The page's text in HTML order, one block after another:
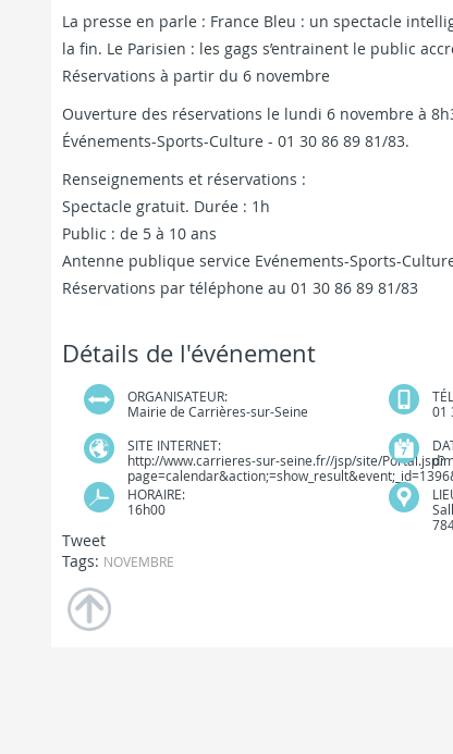
La presse en parle : France Bleu : un spectacle
la fin. Le Parisien : les gags s’entrainent le public
Réservations à partir du 6 novembre
Ouverture des réservations le lundi 6 novembre à
Événements-Sports-Culture - 01 30 86 89 81/83.
Renseignements et réservations :
Spectacle gratuit. Durée : 1h
Public : de 5 à 10 ans
Antenne publique service Evénements-Sports-
Réservations par téléphone au 01 30 86 89 81/83
Détails de l'événement
ORGANISATEUR:
Mairie de Carrières-sur-Seine
01
SITE INTERNET:
http://www.carrieres-sur-seine.fr//jsp/site/Portal.jsp?
HORAIRE:
16h00
Tweet
Tags: NOVEMBRE